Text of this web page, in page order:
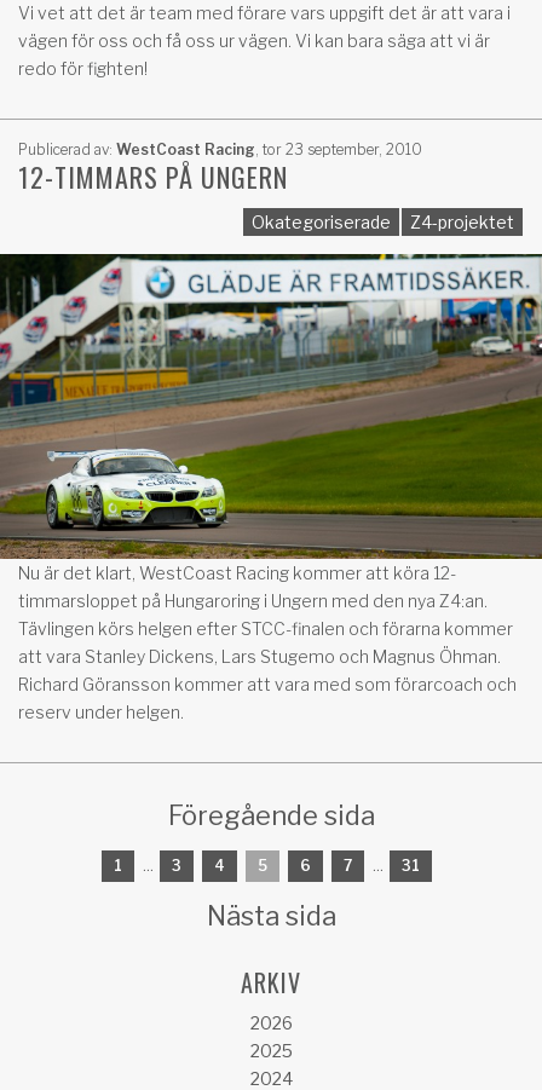
Vi vet att det är team med förare vars uppgift det är att vara i
vägen för oss och få oss ur vägen. Vi kan bara säga att vi är
redo för fighten!
Publicerad av: WestCoast Racing tor 23 september, 2010
12-TIMMARS PÅ UNGERN
Okategoriserade Z4-projektet
Nu är det klart, WestCoast Racing kommer att köra 12-
timmarsloppet på Hungaroring i Ungern med den nya Z4:an.
Tävlingen körs helgen efter STCC-finalen och förarna kommer
att vara Stanley Dickens, Lars Stugemo och Magnus Öhman.
Richard Göransson kommer att vara med som förarcoach och
reserv under helgen.
Föregående sida
1 3 4 5 6 7 31
Nästa sida
ARKIV
2026
2025
2024